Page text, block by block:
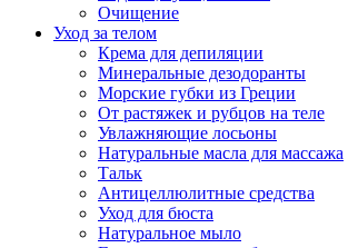
Очищение
Уход за телом
Крема для депиляции
Минеральные дезодоранты
Морские губки из Греции
От растяжек и рубцов на теле
Увлажняющие лосьоны
Натуральные масла для массажа
Тальк
Антицеллюлитные средства
Уход для бюста
Натуральное мыло